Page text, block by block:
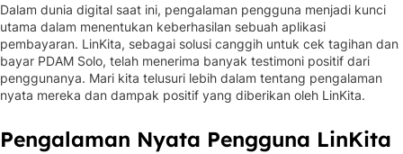
Dalam dunia digital saat ini, pengalaman pengguna menjadi kunci
utama dalam menentukan keberhasilan sebuah aplikasi
pembayaran. LinKita, sebagai solusi canggih untuk cek tagihan dan
bayar PDAM Solo, telah menerima banyak testimoni positif dari
penggunanya. Mari kita telusuri lebih dalam tentang pengalaman
nyata mereka dan dampak positif yang diberikan oleh LinKita.
Pengalaman Nyata Pengguna LinKita